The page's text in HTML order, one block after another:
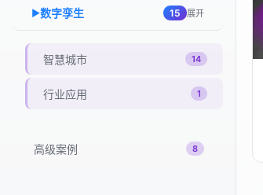
▶数字孪生 15 展开
智慧城市 14
行业应用 1
高级案例 8